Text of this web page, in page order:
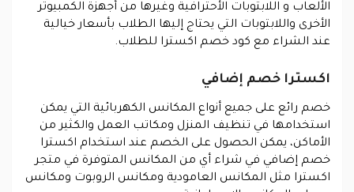
الألعاب و اللابتوبات الأحترافية وغيرها من أجهزة الكمبيوتر
الأخرى واللابتوبات التي يحتاج إليها الطلاب بأسعار خيالية
عند الشراء مع كود خصم اكسترا للطلاب.
اكسترا خصم إضافي
خصم رائع على جميع أنواع المكانس الكهربائية التي يمكن
استخدامها في تنظيف المنزل ومكاتب العمل والكثير من
الأماكن، يمكن الحصول على الخصم عند استخدام اكسترا
خصم إضافي في شراء أي من المكانس المتوفرة في متجر
اكسترا مثل المكانس العامودية ومكانس الروبوت ومكانس